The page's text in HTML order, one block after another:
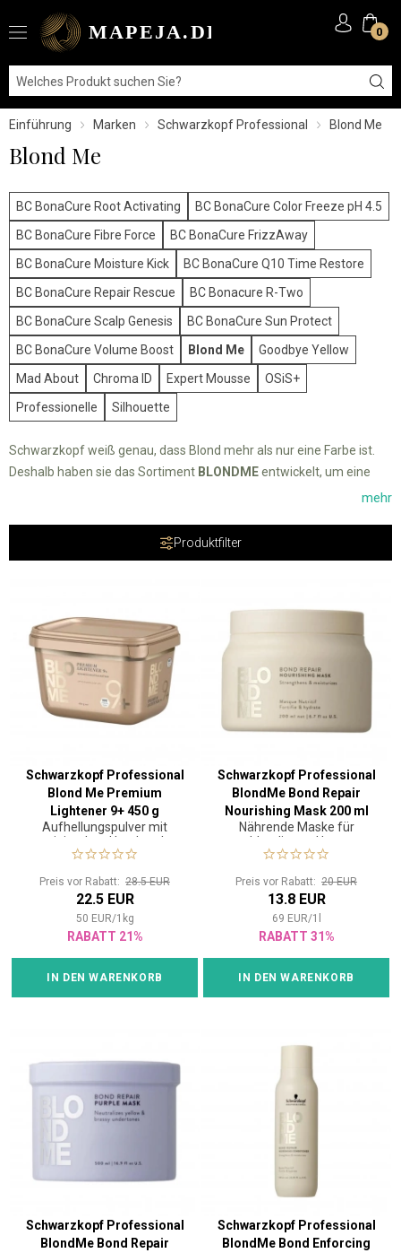
0
Einführung Marken Schwarzkopf Professional Blond Me
Blond Me
BC BonaCure Root Activating
BC BonaCure Color Freeze pH 4.5
BC BonaCure Fibre Force
BC BonaCure FrizzAway
BC BonaCure Moisture Kick
BC BonaCure Q10 Time Restore
BC BonaCure Repair Rescue
BC Bonacure R-Two
BC BonaCure Scalp Genesis
BC BonaCure Sun Protect
BC BonaCure Volume Boost
Blond Me
Goodbye Yellow
Mad About
Chroma ID Expert Mousse
OSiS+
Professionelle
Silhouette
Schwarzkopf weiß genau, dass Blond mehr als nur eine Farbe ist.
Deshalb haben sie das Sortiment BLONDMEentwickelt, um eine
umfassenden Blondpflege.
mehr
Produktfilter
Schwarzkopf Professional
Blond Me Premium
Lightener 9+ 450 g
Aufhellungspulver mit
minimalem Haarbruch
Preis vor Rabatt: 28.5 EUR
22.5 EUR
50 EUR/1 kg
RABATT 21%
IN DEN WARENKORB
Schwarzkopf Professional
BlondMe Bond Repair
Nourishing Mask 200 ml
Nährende Maske für
blondiertes Haar
Preis vor Rabatt: 20 EUR
13.8 EUR
69 EUR/1
RABATT 31%
IN DEN WARENKORB
Schwarzkopf Professional
BlondMe Bond Repair
Schwarzkopf Professional
BlondMe Bond Enforcing